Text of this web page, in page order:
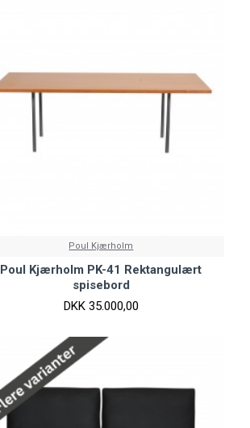
Poul Kjærholm
Poul Kjærholm PK-41 Rektangulært
spisebord
DKK 35.000,00